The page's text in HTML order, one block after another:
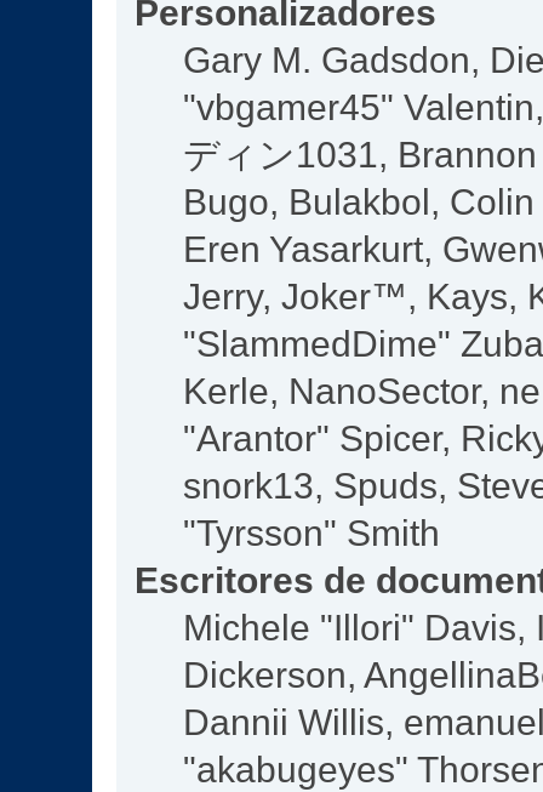
Personalizadores
Gary M. Gadsdon,
"vbgamer45"
ディン1031,
Bugo, Bulakbol,
Eren Yasarkurt,
Jerry, Joker™, Kays,
"SlammedDime"
Kerle, NanoSector,
"Arantor" Spicer,
snork13, Spuds,
"Tyrsson" Smith
Escritores de
Michele "Illori" Davis,
Dickerson,
Dannii Willis,
"akabugeyes"